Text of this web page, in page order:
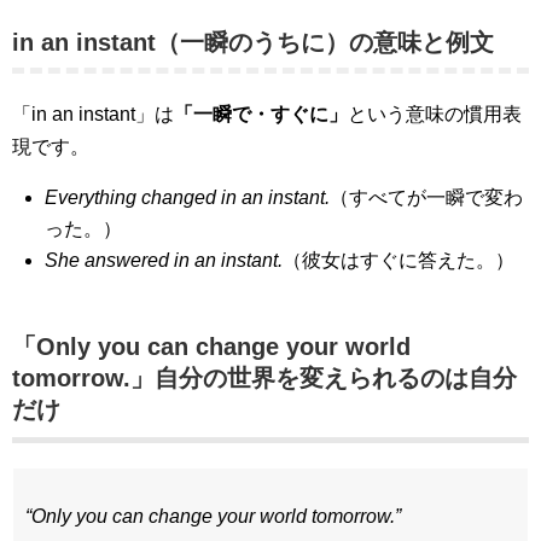
in an instant（一瞬のうちに）の意味と例文
「in an instant」は 「一瞬で・すぐに」 という意味の慣用表
現です。
Everything changed in an instant. （すべてが一瞬で変わ
った。）
She answered in an instant. （彼女はすぐに答えた。）
「Only you can change your world
tomorrow.」自分の世界を変えられるのは自分
だけ
“Only you can change your world tomorrow.”